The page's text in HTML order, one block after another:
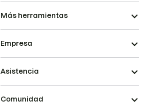
Más herramientas
Empresa
Asistencia
Comunidad